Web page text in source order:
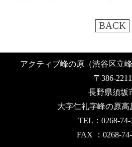
BACK
アクティブ峰の原（渋谷区立
〒386-2211
長野県須坂
大字仁礼字峰の原高
TEL：0268-74-
FAX ：0268-